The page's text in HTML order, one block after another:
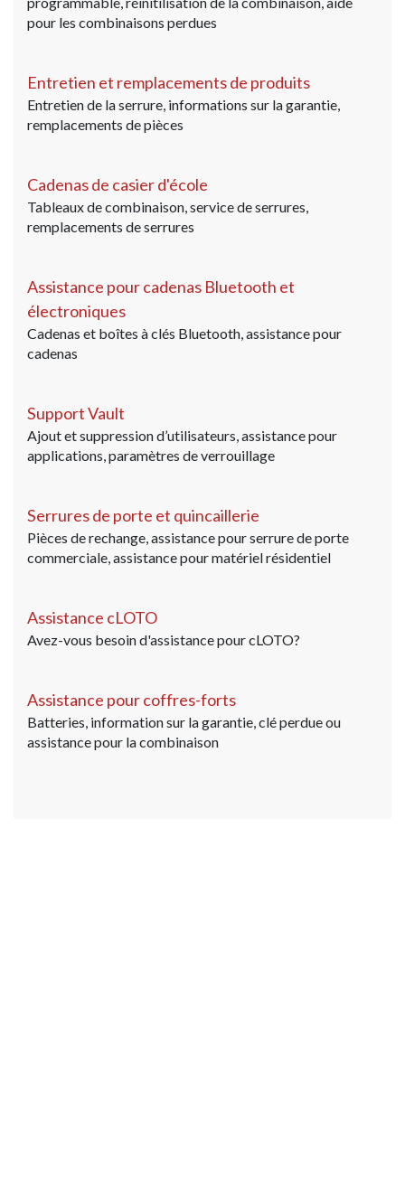
pour les combinaisons perdues
Entretien et remplacements de produits
Entretien de la serrure, informations sur la garantie,
remplacements de pièces
Cadenas de casier d'école
Tableaux de combinaison, service de serrures,
remplacements de serrures
Assistance pour cadenas Bluetooth et
électroniques
Cadenas et boîtes à clés Bluetooth, assistance pour
cadenas
Support Vault
Ajout et suppression d’utilisateurs, assistance pour
applications, paramètres de verrouillage
Serrures de porte et quincaillerie
Pièces de rechange, assistance pour serrure de porte
commerciale, assistance pour matériel résidentiel
Assistance cLOTO
Avez-vous besoin d'assistance pour cLOTO?
Assistance pour coffres-forts
Batteries, information sur la garantie, clé perdue ou
assistance pour la combinaison